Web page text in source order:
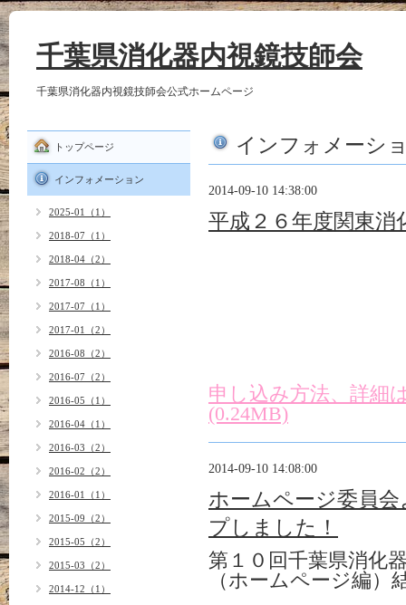
千葉県消化器内視鏡技師会
千葉県消化器内視鏡技師会公式ホームページ
インフォメーシ
2014-09-10 14:38:00
平成２６年度関東消
申し込み方法、詳
(0.24MB)
2014-09-10 14:08:00
ホームページ委員
プしました！
第１０回千葉県消化
（ホームページ編
トップページ
インフォメーション
2025-01（1）
2018-07（1）
2018-04（2）
2017-08（1）
2017-07（1）
2017-01（2）
2016-08（2）
2016-07（2）
2016-05（1）
2016-04（1）
2016-03（2）
2016-02（2）
2016-01（1）
2015-09（2）
2015-05（2）
2015-03（2）
2014-12（1）